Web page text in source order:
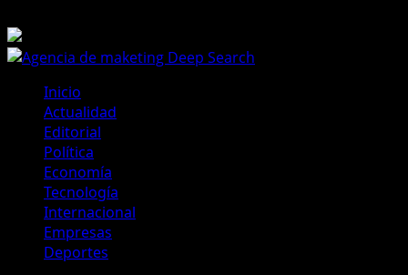
al
contenido
Menú
principal
Inicio
Actualidad
Editorial
Política
Economía
Tecnología
Internacional
Empresas
Deportes